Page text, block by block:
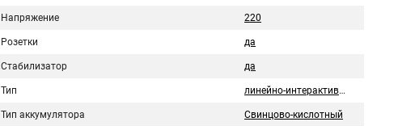
Напряжение 220
Розетки да
Стабилизатор да
Тип линейно-интерактивный
Тип аккумулятора Свинцово-кислотный